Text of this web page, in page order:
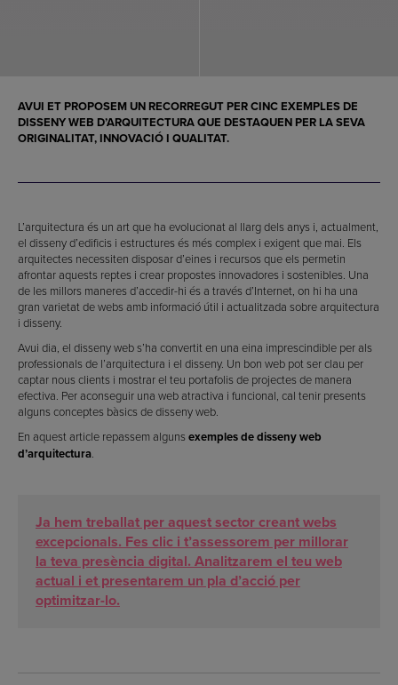
AVUI ET PROPOSEM UN RECORREGUT PER CINC EXEMPLES DE
DISSENY WEB D’ARQUITECTURAQUE DESTAQUEN PER LA SEVA
ORIGINALITAT, INNOVACIÓ I QUALITAT.
L’arquitectura és un art que ha evolucionat al llarg dels anys i, actualment,
el disseny d’edificis i estructures és més complex i exigent que mai. Els
arquitectes necessiten disposar d’eines i recursos que els permetin
afrontar aquests reptes i crear propostes innovadores i sostenibles. Una
de les millors maneres d’accedir-hi és a través d’Internet, on hi ha una
gran varietat de webs amb informació útil i actualitzada sobre arquitectura
i disseny.
Avui dia, el disseny web s’ha convertit en una eina imprescindible per als
professionals de l’arquitectura i el disseny. Un bon web pot ser clau per
captar nous clients i mostrar el teu portafolis de projectes de manera
efectiva. Per aconseguir una web atractiva i funcional, cal tenir presents
alguns conceptes bàsics de disseny web.
En aquest article repassem alguns exemples de disseny web
d’arquitectura
Ja hem treballat per aquest sector creant webs
excepcionals. Fes clic i t’assessorem per millorar
la teva presència digital. Analitzarem el teu web
actual i et presentarem un pla d’acció per
optimitzar-lo.